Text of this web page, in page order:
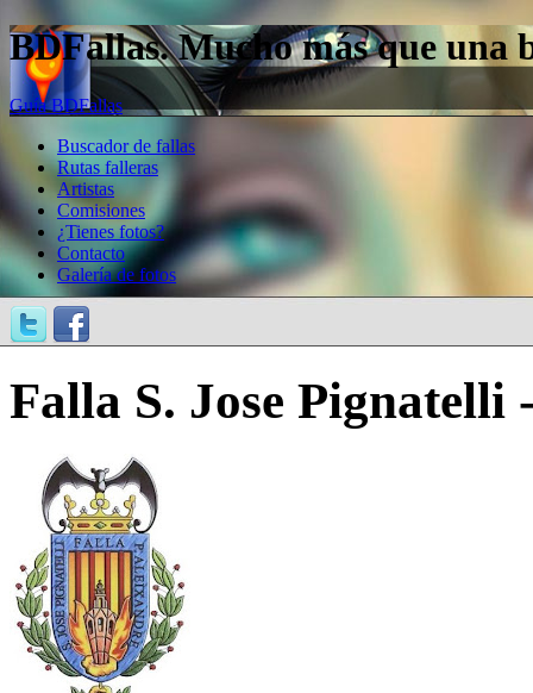
BDFallas. Mucho más que una
Guía BDFallas
Buscador de fallas
Rutas falleras
Artistas
Comisiones
¿Tienes fotos?
Contacto
Galería de fotos
Falla S. Jose Pignatelli